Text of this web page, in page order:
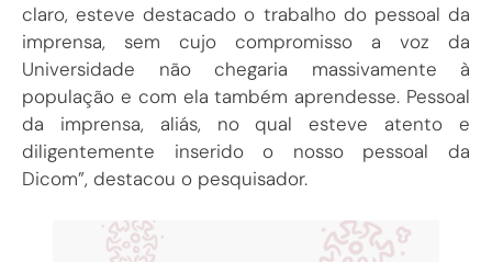
claro, esteve destacado o trabalho do pessoal da
imprensa, sem cujo compromisso a voz da
Universidade não chegaria massivamente à
população e com ela também aprendesse. Pessoal
da imprensa, aliás, no qual esteve atento e
diligentemente inserido o nosso pessoal da
Dicom”, destacou o pesquisador.